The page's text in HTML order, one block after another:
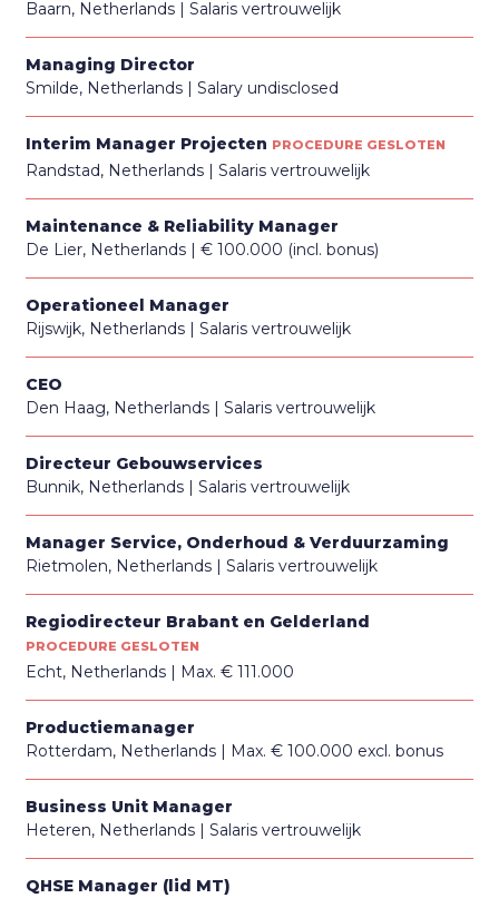
Baarn, Netherlands
Salaris vertrouwelijk
Managing Director
Smilde, Netherlands
Salary undisclosed
Interim Manager Projecten PROCEDURE GESLOTEN
Randstad, Netherlands Salaris vertrouwelijk
Maintenance & Reliability Manager
De Lier, Netherlands
€ 100.000 (incl. bonus)
Operationeel Manager
Rijswijk, Netherlands
Salaris vertrouwelijk
CEO
Den Haag, Netherlands
Salaris vertrouwelijk
Directeur Gebouwservices
Bunnik, Netherlands
Salaris vertrouwelijk
Manager Service, Onderhoud & Verduurzaming
Rietmolen, Netherlands
Salaris vertrouwelijk
Regiodirecteur Brabant en Gelderland
PROCEDURE GESLOTEN
Echt, Netherlands Max. € 111.000
Productiemanager
Rotterdam, Netherlands
Max. € 100.000 excl. bonus
Business Unit Manager
Heteren, Netherlands
Salaris vertrouwelijk
QHSE Manager (lid MT)